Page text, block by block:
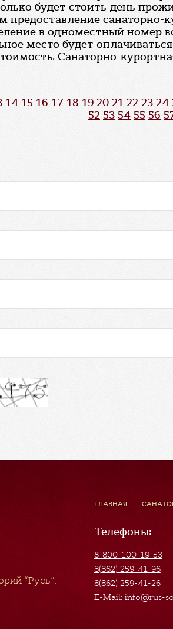
будет стоить день
предоставление
в одноместный номер
место будет
Санаторно-
14 15 16 17 18 19 20 21 22 23 24
52 53 54 55 56
“Русь”.
ГЛАВНАЯ
Телефоны:
8-800-100-19-53
8(862) 259-41-96
8(862) 259-41-26
E-Mail: info@rus-